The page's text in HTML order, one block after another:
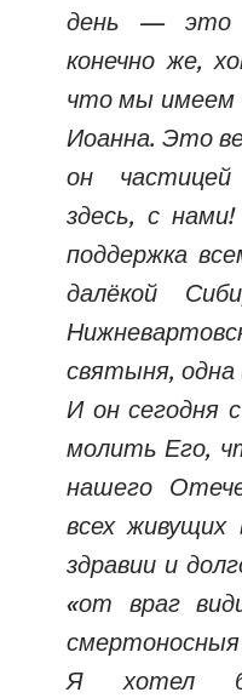
день — это
конечно же,
что мы имеем
Иоанна. Это
он
здесь, с
поддержка
далёкой
святыня, одна
И он сегодня
молить Его,
нашего
всех
здравии и
«от враг
смертоносныя
Я хотел